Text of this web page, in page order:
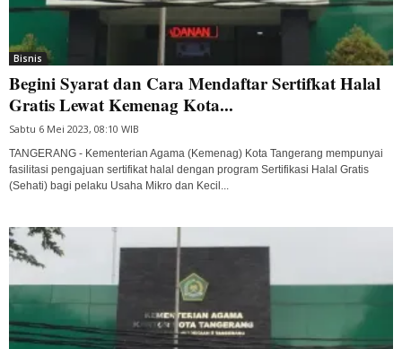
Bisnis
Begini Syarat dan Cara Mendaftar Sertifkat Halal
Gratis Lewat Kemenag Kota...
Sabtu 6 Mei 2023, 08:10 WIB
TANGERANG - Kementerian Agama (Kemenag) Kota Tangerang mempunyai
fasilitasi pengajuan sertifikat halal dengan program Sertifikasi Halal Gratis
(Sehati) bagi pelaku Usaha Mikro dan Kecil...